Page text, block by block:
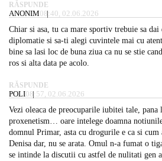
RĂSPUNDE
ANONIM08:40, 02.06.2026
Chiar si asa, tu ca mare sportiv trebuie sa
diplomatie si sa-ti alegi cuvintele mai cu
bine sa lasi loc de buna ziua ca nu se stie
ros si alta data pe acolo.
RĂSPUNDE
POLI08:57, 02.06.2026
Vezi oleaca de preocuparile iubitei tale, pana
proxenetism… oare intelege doamna
domnul Primar, asta cu drogurile e ca si cum
Denisa dar, nu se arata. Omul n-a fumat o
se intinde la discutii cu astfel de nulitati gen